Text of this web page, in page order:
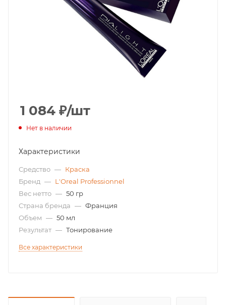
1 084 ₽/шт
Нет в наличии
Характеристики
Средство — Краска
Бренд — L'Oreal Professionnel
Вес нетто — 50 гр
Страна бренда — Франция
Объем — 50 мл
Результат — Тонирование
Все характеристики